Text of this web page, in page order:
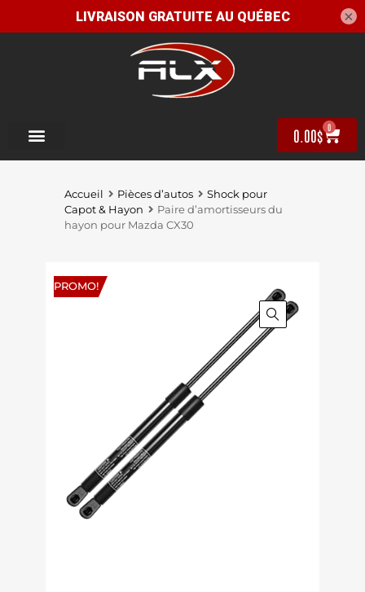
0.00$ 0
Accueil Pièces d’autos
Shock pour
Capot & Hayon
Paire d’amortisseurs du
hayon pour Mazda CX30
PROMO!
×